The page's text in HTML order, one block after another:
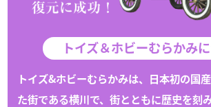
トイズ＆ホビーむらかみ
トイズ&ホビーむらかみは、日本初の国
た街である横川で、街とともに歴史を刻